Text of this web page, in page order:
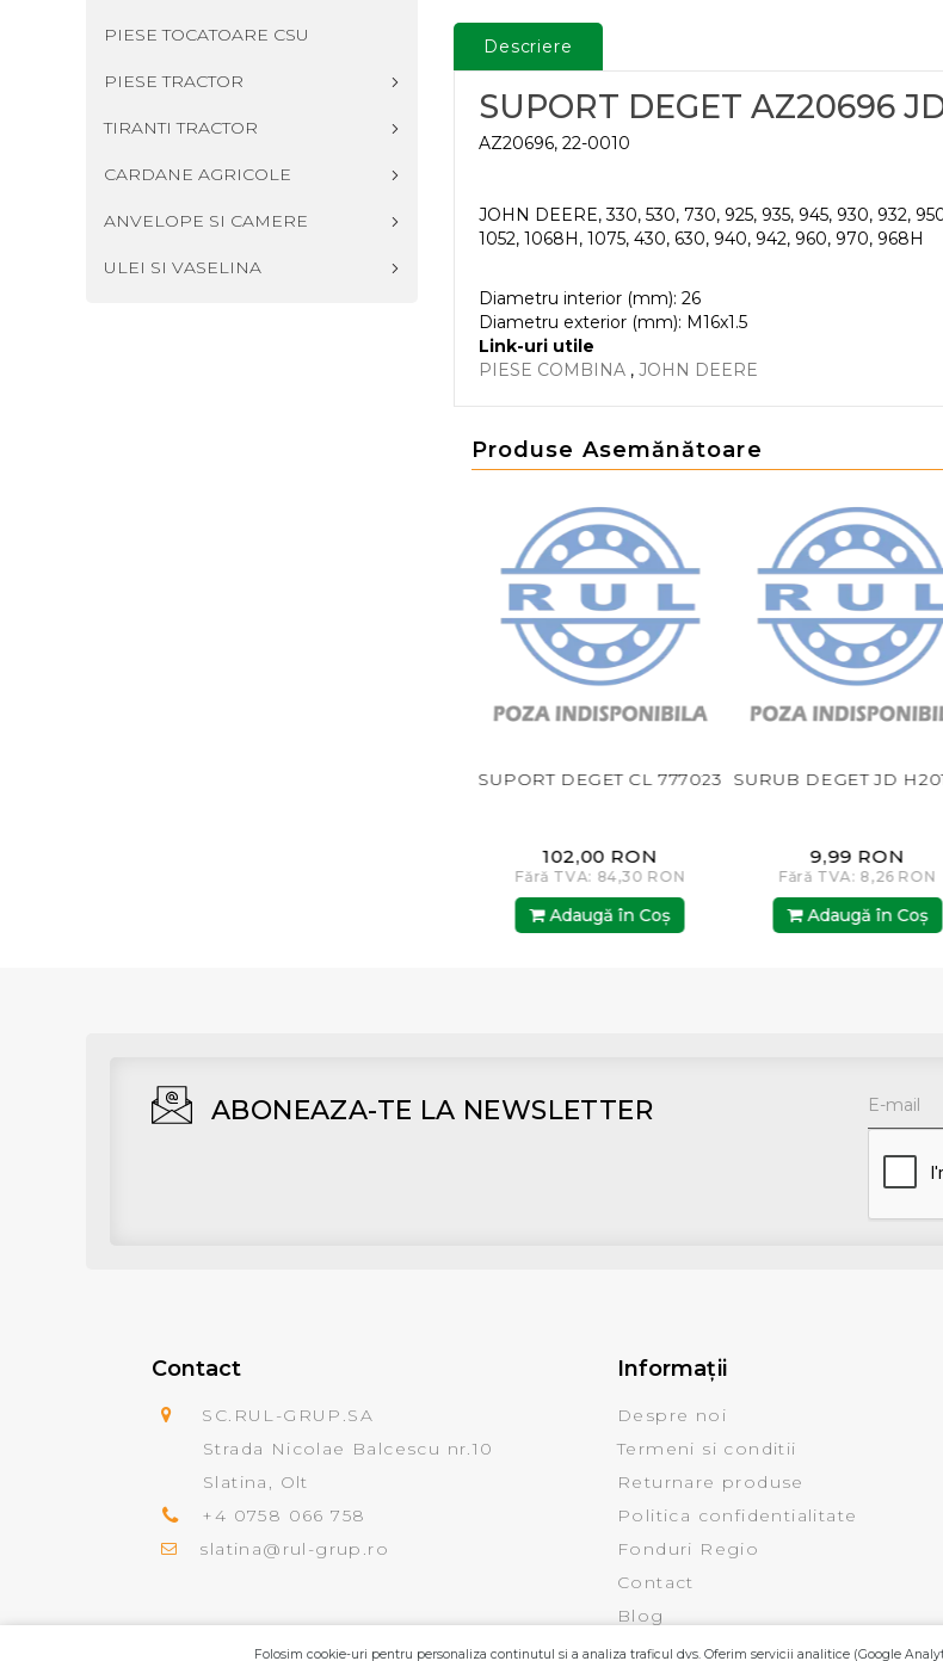
PIESE TOCATOARE CSU
PIESE TRACTOR
TIRANTI TRACTOR
CARDANE AGRICOLE
ANVELOPE SI CAMERE
ULEI SI VASELINA
Descriere
SUPORT DEGET AZ20696
AZ20696, 22-0010
JOHN DEERE, 330, 530, 730, 925, 935, 945, 930, 932,
1052, 1068H, 1075, 430, 630, 940, 942, 960, 970, 968H
Diametru interior (mm): 26
Diametru exterior (mm): M16x1.5
Link-uri utile
PIESE COMBINA , JOHN DEERE
Produse Asemănătoare
SURUB DEGET JD H201027
9,99 RON
Fără TVA: 8,26 RON
Adaugă în Coş
SIMERING ARBORE
23,00 RON
Fără TVA: 19,01 RON
Adaugă în Coş
ABONEAZA-TE LA NEWSLETTER
Contact
SC.RUL-GRUP.SA
Strada Nicolae Balcescu nr.10
Slatina, Olt
+4 0758 066 758
slatina@rul-grup.ro
Informaţii
Despre noi
Termeni si conditii
Returnare produse
Politica confidentialitate
Fonduri Regio
Contact
Blog
Folosim cookie-uri pentru personaliza continutul si a analiza traficul dvs. Oferim servicii analitice (Google